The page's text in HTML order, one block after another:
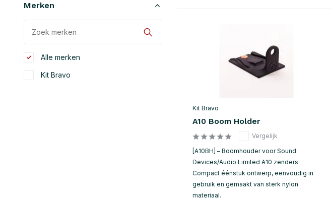
Merken
Alle merken
Kit Bravo
Kit Bravo
A10 Boom Holder
Vergelijk
[A10BH] – Boomhouder voor Sound
Devices/Audio Limited A10 zenders.
Compact éénstuk ontwerp, eenvoudig in
gebruik en gemaakt van sterk nylon
materiaal.